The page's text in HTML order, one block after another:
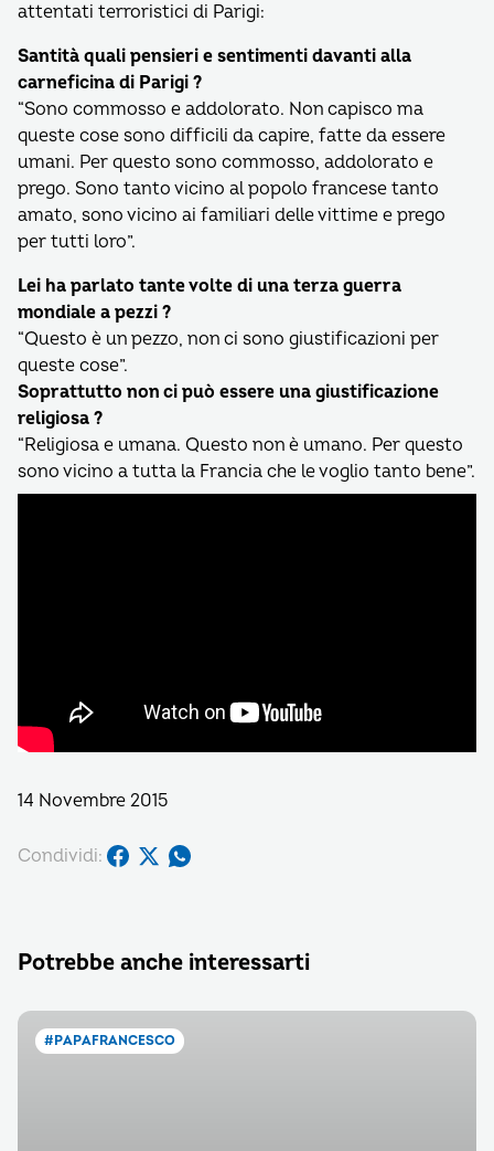
attentati terroristici di Parigi:
Santità quali pensieri e sentimenti davanti alla
carneficina di Parigi ?
“Sono commosso e addolorato. Non capisco ma
queste cose sono difficili da capire, fatte da essere
umani. Per questo sono commosso, addolorato e
prego. Sono tanto vicino al popolo francese tanto
amato, sono vicino ai familiari delle vittime e prego
per tutti loro”.
Lei ha parlato tante volte di una terza guerra
mondiale a pezzi ?
“Questo è un pezzo, non ci sono giustificazioni per
queste cose”.
Soprattutto non ci può essere una giustificazione
religiosa ?
“Religiosa e umana. Questo non è umano. Per questo
sono vicino a tutta la Francia che le voglio tanto bene”.
14 Novembre 2015
Condividi:
Potrebbe anche interessarti
#PAPAFRANCESCO